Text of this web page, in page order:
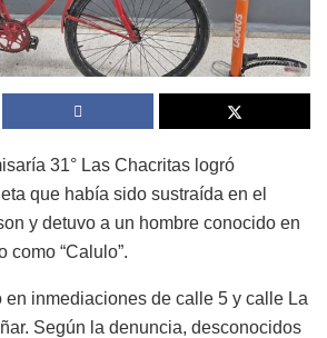
31° Las Chacritas logró
que había sido sustraída en el
y detuvo a un hombre conocido en
como “Calulo”.
en inmediaciones de calle 5 y calle La
Según la denuncia, desconocidos